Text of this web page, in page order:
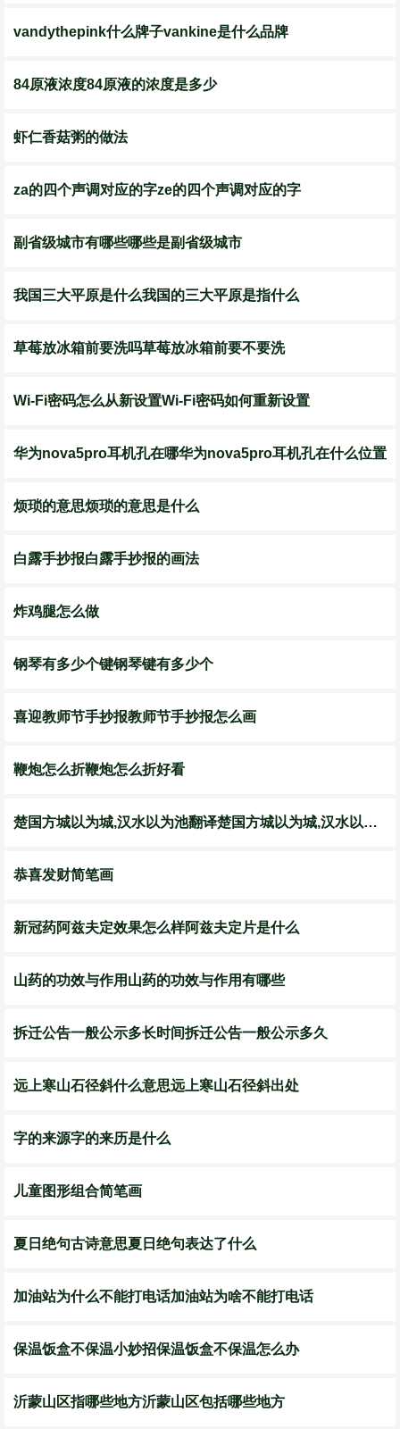
vandythepink什么牌子vankine是什么品牌
84原液浓度84原液的浓度是多少
虾仁香菇粥的做法
za的四个声调对应的字ze的四个声调对应的字
副省级城市有哪些哪些是副省级城市
我国三大平原是什么我国的三大平原是指什么
草莓放冰箱前要洗吗草莓放冰箱前要不要洗
Wi-Fi密码怎么从新设置Wi-Fi密码如何重新设置
华为nova5pro耳机孔在哪华为nova5pro耳机孔在什么位置
烦琐的意思烦琐的意思是什么
白露手抄报白露手抄报的画法
炸鸡腿怎么做
钢琴有多少个键钢琴键有多少个
喜迎教师节手抄报教师节手抄报怎么画
鞭炮怎么折鞭炮怎么折好看
楚国方城以为城,汉水以为池翻译楚国方城以为城,汉水以为池翻译国字
恭喜发财简笔画
新冠药阿兹夫定效果怎么样阿兹夫定片是什么
山药的功效与作用山药的功效与作用有哪些
拆迁公告一般公示多长时间拆迁公告一般公示多久
远上寒山石径斜什么意思远上寒山石径斜出处
字的来源字的来历是什么
儿童图形组合简笔画
夏日绝句古诗意思夏日绝句表达了什么
加油站为什么不能打电话加油站为啥不能打电话
保温饭盒不保温小妙招保温饭盒不保温怎么办
沂蒙山区指哪些地方沂蒙山区包括哪些地方